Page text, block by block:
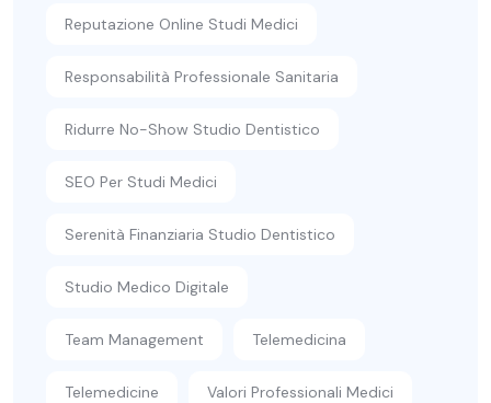
Reputazione Online Studi Medici
Responsabilità Professionale Sanitaria
Ridurre No-Show Studio Dentistico
SEO Per Studi Medici
Serenità Finanziaria Studio Dentistico
Studio Medico Digitale
Team Management Telemedicina
Telemedicine Valori Professionali Medici